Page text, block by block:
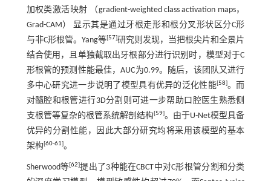
加权类激活映射 （gradient-weighted class activation maps，
Grad-CAM） 显示其是通过牙根走形和根分叉形状区分C形
与非C形根管。Yang等[57]研究则发现，当把根尖片和全景片
结合使用，且单独截取出牙根部分进行识别时，模型对于C
形根管的预测性能最佳，AUC为0.99。随后，该团队又进行
多中心研究进一步说明了模型具有优异的泛化性能[58]。而
对髓腔和根管进行3D分割则可进一步帮助口腔医生熟悉侧
支根管等复杂的根管系统解剖结构[59]。由于U-Net模型具备
优异的分割性能，因此大部分研究均将采用该模型的基本
架构[60-61]。
Sherwood等[62]提出了3种能在CBCT中对C形根管分割和分类